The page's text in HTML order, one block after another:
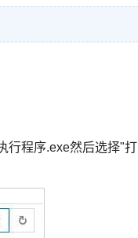
行程序.exe然后选择"打